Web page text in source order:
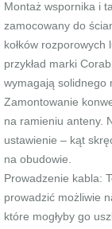
Montaż wspornika i
zamocowany do
kołków
przykład marki
wymagają solidnego
Zamontowanie
na ramieniu anteny.
ustawienie – kąt
na obudowie.
Prowadzenie kabla:
prowadzić możliwie
które mogłyby go